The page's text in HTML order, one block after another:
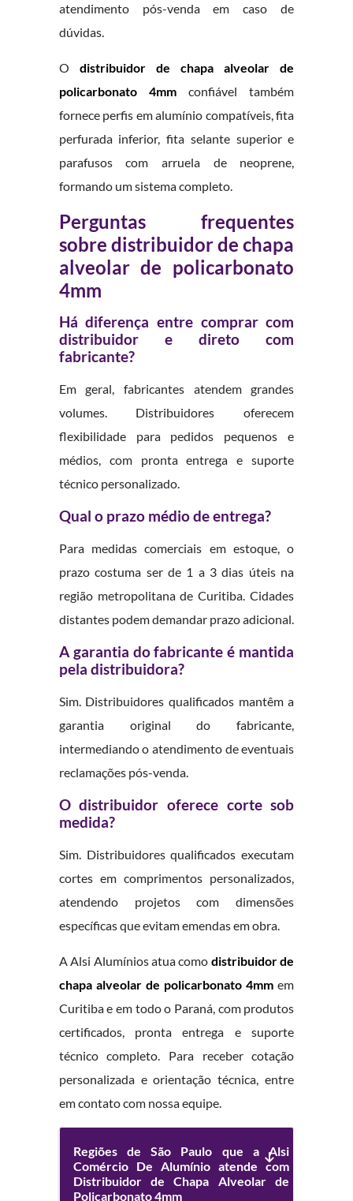
atendimento pós-venda em caso de
dúvidas.
O distribuidor de chapa alveolar de
policarbonato 4mmconfiável também
fornece perfis em alumínio compatíveis, fita
perfurada inferior, fita selante superior e
parafusos com arruela de neoprene,
formando um sistema completo.
Perguntas frequentes
sobre distribuidor de chapa
alveolar de policarbonato
4mm
Há diferença entre comprar com
distribuidor e direto com
fabricante?
Em geral, fabricantes atendem grandes
volumes. Distribuidores oferecem
flexibilidade para pedidos pequenos e
médios, com pronta entrega e suporte
técnico personalizado.
Qual o prazo médio de entrega?
Para medidas comerciais em estoque, o
prazo costuma ser de 1 a 3 dias úteis na
região metropolitana de Curitiba. Cidades
distantes podem demandar prazo adicional.
A garantia do fabricante é mantida
pela distribuidora?
Sim. Distribuidores qualificados mantêm a
garantia original do fabricante,
intermediando o atendimento de eventuais
reclamações pós-venda.
O distribuidor oferece corte sob
medida?
Sim. Distribuidores qualificados executam
cortes em comprimentos personalizados,
atendendo projetos com dimensões
específicas que evitam emendas em obra.
A Alsi Alumínios atua como distribuidor de
chapa alveolar de policarbonato 4mm em
Curitiba e em todo o Paraná, com produtos
certificados, pronta entrega e suporte
técnico completo. Para receber cotação
personalizada e orientação técnica, entre
em contato com nossa equipe.
Regiões de São Paulo que a Alsi
Comércio De Alumínio atende com
Distribuidor de Chapa Alveolar de
Policarbonato 4mm